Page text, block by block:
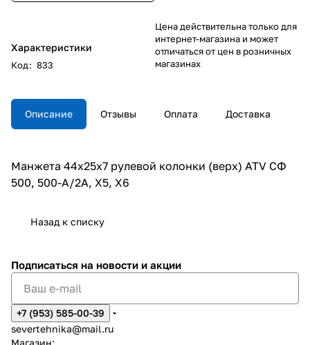
Характеристики
Код: 833
Цена действительна только для
интернет-магазина и может
отличаться от цен в розничных
магазинах
Описание Отзывы Оплата Доставка
Манжета 44х25х7 рулевой колонки (верх) ATV СФ
500, 500-A/2A, X5, X6
Назад к списку
Подписаться на новости и акции
+7 (953) 585-00-39
severtehnika@mail.ru
Магазин: